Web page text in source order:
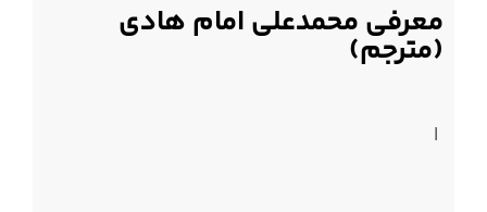
معرفی محمدعلی امام هادی
(مترجم)
|